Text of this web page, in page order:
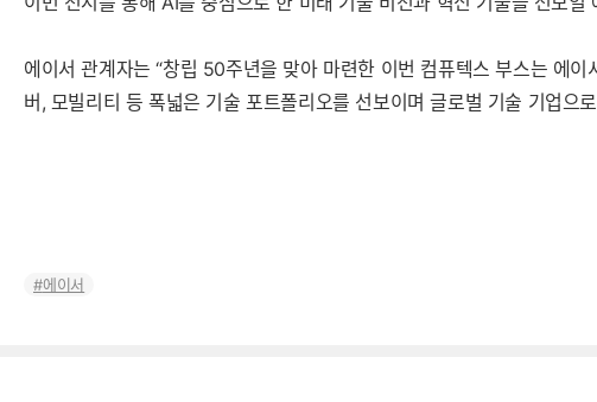
에이서 관계자는 “창립 50주년을 맞아 마련한 이번 컴퓨텍스 부스는 에
버, 모빌리티 등 폭넓은 기술 포트폴리오를 선보이며 글로벌 기술 기업으
에이서